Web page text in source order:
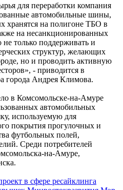
для переработки компания
автомобильные шины,
хранятся на полигоне ТБО в
на несанкционированных
только поддерживать и
структур, желающих
но и проводить активную
- приводится в
города Андрея Климова.
в Комсомольске-на-Амуре
автомобильных
используемую для
покрытия прогулочных и
футбольных полей,
Среди потребителей
на-Амуре,
в сфере ресайклинга